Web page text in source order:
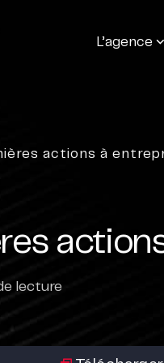
L’agence
actions à
lecture